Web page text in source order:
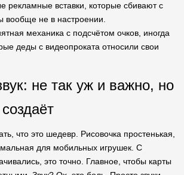
рекламные вставки, которые сбивают с
вообще не в настроении.
механика с подсчётом очков, иногда
деды с видеопроката относили свои
не так уж и важно, но
что это шедевр. Рисовочка простенькая,
для мобильных игрушек. С
это точно. Главное, чтобы карты